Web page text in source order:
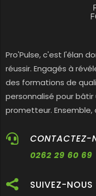
Pro'Pulse, c'est l'élan
réussir. Engagés à
des formations de
personnalisé pour
prometteur. Ensemble,
 CONTACTEZ-
0262 29 60 69
 SUIVEZ-NOUS